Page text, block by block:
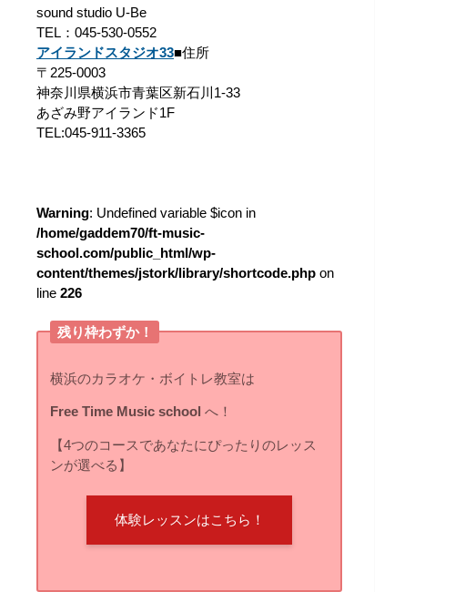
sound studio U-Be
TEL：045-530-0552
アイランドスタジオ33■住所
〒225-0003
神奈川県横浜市青葉区新石川1-33
あざみ野アイランド1F
TEL:045-911-3365
Warning: Undefined variable $icon in
/home/gaddem70/ft-music-
school.com/public_html/wp-
content/themes/jstork/library/shortcode.php on
line 226
残り枠わずか！
横浜のカラオケ・ボイトレ教室は
Free Time Music school へ！
【4つのコースであなたにぴったりのレッス
ンが選べる】
体験レッスンはこちら！